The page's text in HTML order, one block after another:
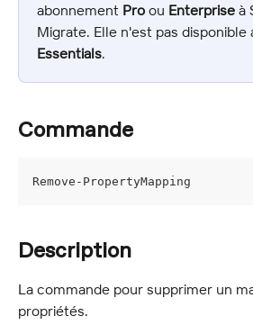
abonnement Pro ou Enterprise à
Migrate. Elle n'est pas disponible
Essentials.
Commande
Remove-PropertyMapping
Description
La commande pour supprimer un
propriétés.